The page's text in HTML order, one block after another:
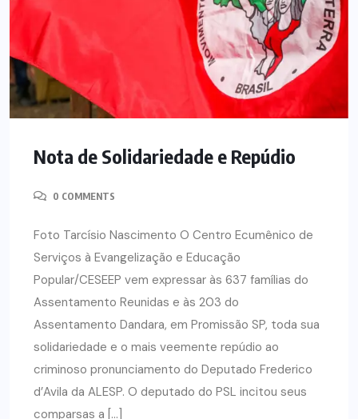
Nota de Solidariedade e Repúdio
0 COMMENTS
Foto Tarcísio Nascimento O Centro Ecumênico de
Serviços à Evangelização e Educação
Popular/CESEEP vem expressar às 637 famílias do
Assentamento Reunidas e às 203 do
Assentamento Dandara, em Promissão SP, toda sua
solidariedade e o mais veemente repúdio ao
criminoso pronunciamento do Deputado Frederico
d’Avila da ALESP. O deputado do PSL incitou seus
comparsas a […]